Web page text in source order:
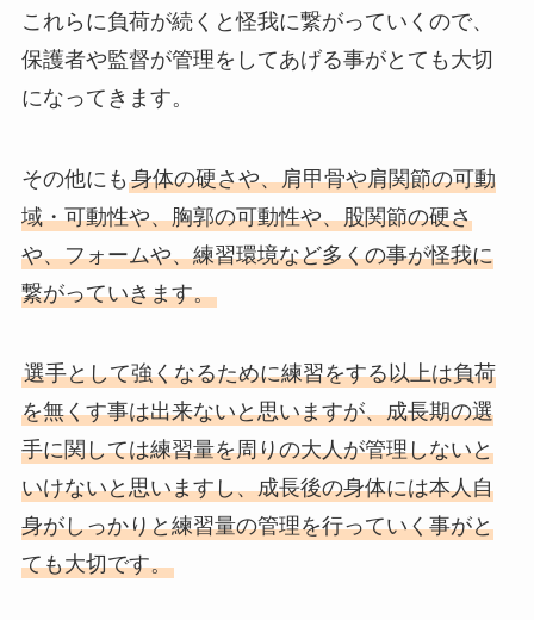
これらに負荷が続くと怪我に繋がっていくので、
保護者や監督が管理をしてあげる事がとても大切
になってきます。
その他にも 身体の硬さや、肩甲骨や肩関節の可動
域・可動性や、胸郭の可動性や、股関節の硬さ
や、フォームや、練習環境など多くの事が怪我に
繋がっていきます。
選手として強くなるために練習をする以上は負荷
を無くす事は出来ないと思いますが、成長期の選
手に関しては練習量を周りの大人が管理しないと
いけないと思いますし、成長後の身体には本人自
身がしっかりと練習量の管理を行っていく事がと
ても大切です。